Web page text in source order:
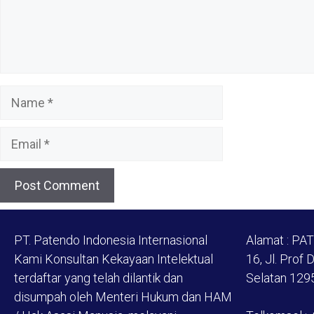
PT. Patendo Indonesia Internasional
Kami Konsultan Kekayaan Intelektual
terdaftar yang telah dilantik dan
disumpah oleh Menteri Hukum dan HAM
Alamat :
16, Jl. Prof
Selatan